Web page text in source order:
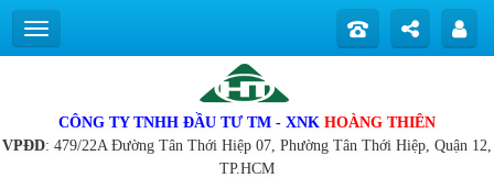
CÔNG TY TNHH ĐẦU TƯ TM - XNK HOÀNG THIÊN
VPĐD: 479/22A Đường Tân Thới Hiệp 07, Phường Tân Thới Hiệp, Quận 12,
TP.HCM